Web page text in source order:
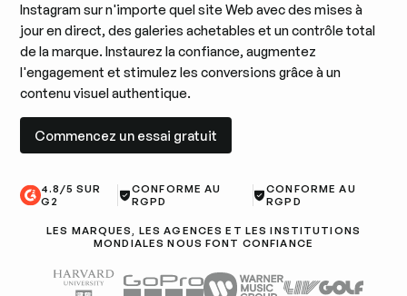
Instagram sur n'importe quel site Web avec des mises à
jour en direct, des galeries achetables et un contrôle total
de la marque. Instaurez la confiance, augmentez
l'engagement et stimulez les conversions grâce à un
contenu visuel authentique.
Commencez un essai gratuit
4.8/5 SUR
G2
CONFORME AU
RGPD
CONFORME AU
RGPD
LES MARQUES, LES AGENCES ET LES INSTITUTIONS
MONDIALES NOUS FONT CONFIANCE